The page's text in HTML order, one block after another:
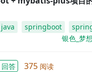
java springboot
银色_梦
回答 375 阅读